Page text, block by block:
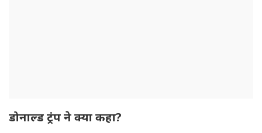
डोनाल्ड ट्रंप ने क्या कहा?